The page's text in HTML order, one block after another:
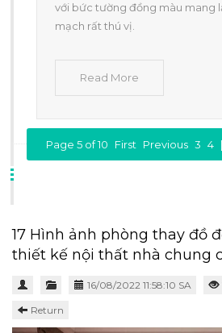
với bức tường đồng màu mang
mạch rất thú vị.
Read More
Page 5 of 10 First Previous 3 4
17 Hình ảnh phòng thay đồ
thiết kế nội thất nhà chung
16/08/2022 11:58:10 SA
Return